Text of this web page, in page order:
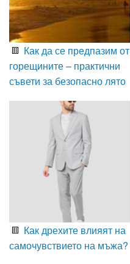
Как да се предпазим от
горещините – практични
съвети за безопасно лято
Как дрехите влияят на
самочувствието на мъжа?